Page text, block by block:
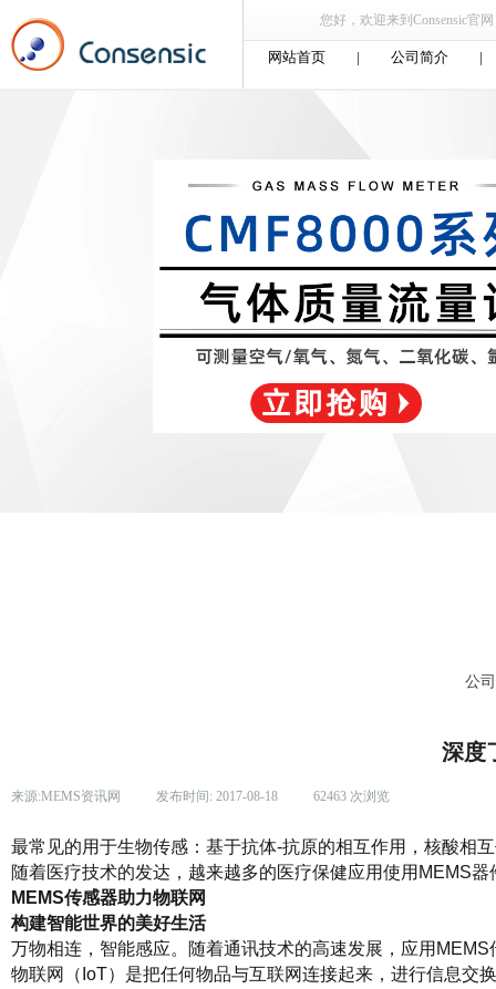
您好，欢迎来到Consensic官
网站首页 | 公司简介 |
公
深度
来源:MEMS资讯网 发布时间: 2017-08-18 62463 次浏览
最常见的用于生物传感：基于抗体-抗原的相互作用，核酸相
随着医疗技术的发达，越来越多的医疗保健应用使用MEMS
MEMS传感器助力物联网
构建智能世界的美好生活
万物相连，智能感应。随着通讯技术的高速发展，应用
物联网（IoT）是把任何物品与互联网连接起来，进行信息交